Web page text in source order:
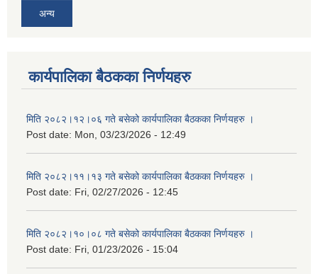
अन्य
कार्यपालिका बैठकका निर्णयहरु
मिति २०८२।१२।०६ गते बसेको कार्यपालिका बैठकका निर्णयहरु ।
Post date: Mon, 03/23/2026 - 12:49
मिति २०८२।११।१३ गते बसेको कार्यपालिका बैठकका निर्णयहरु ।
Post date: Fri, 02/27/2026 - 12:45
मिति २०८२।१०।०८ गते बसेको कार्यपालिका बैठकका निर्णयहरु ।
Post date: Fri, 01/23/2026 - 15:04